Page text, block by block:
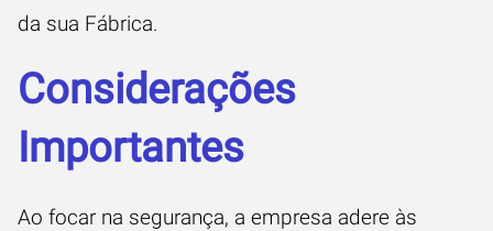
da sua Fábrica.
Considerações
Importantes
Ao focar na segurança, a empresa adere às